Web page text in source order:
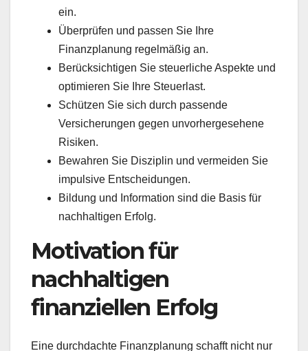
ein.
Überprüfen und passen Sie Ihre
Finanzplanung regelmäßig an.
Berücksichtigen Sie steuerliche Aspekte und
optimieren Sie Ihre Steuerlast.
Schützen Sie sich durch passende
Versicherungen gegen unvorhergesehene
Risiken.
Bewahren Sie Disziplin und vermeiden Sie
impulsive Entscheidungen.
Bildung und Information sind die Basis für
nachhaltigen Erfolg.
Motivation für
nachhaltigen
finanziellen Erfolg
Eine durchdachte Finanzplanung schafft nicht nur